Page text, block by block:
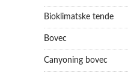
Bioklimatske tende
Bovec
Canyoning bovec